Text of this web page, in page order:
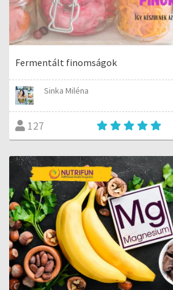
Fermentált finomságok
Sinka Miléna
127